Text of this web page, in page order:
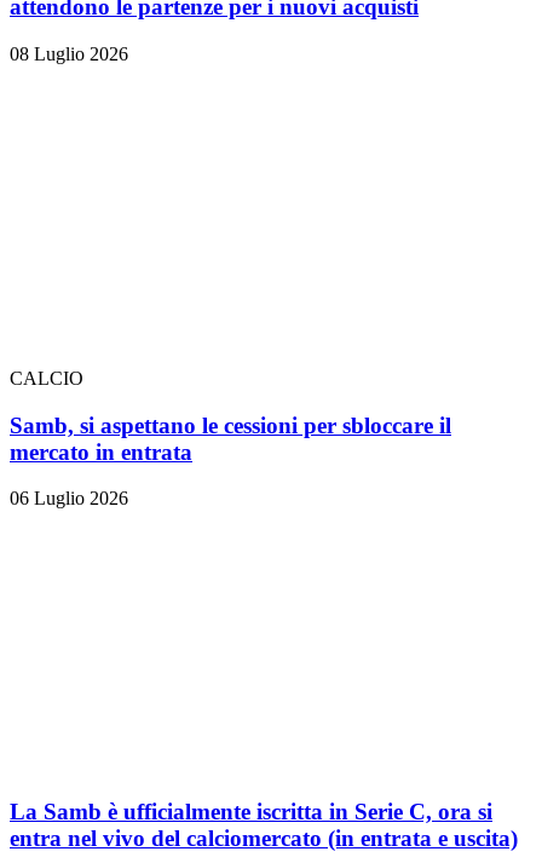
attendono le partenze per i nuovi acquisti
08 Luglio 2026
CALCIO
Samb, si aspettano le cessioni per sbloccare il
mercato in entrata
06 Luglio 2026
La Samb è ufficialmente iscritta in Serie C, ora si
entra nel vivo del calciomercato (in entrata e uscita)